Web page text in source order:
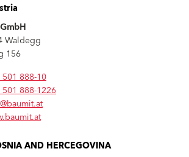
Waldegg
156
888-10
888-1226
AND HERCEGOVINA